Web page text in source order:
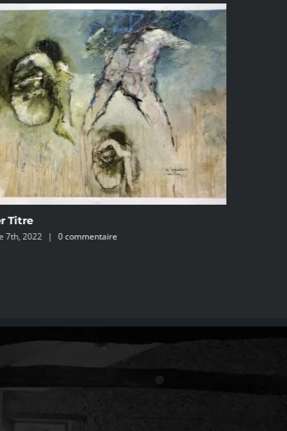
Titre
7th, 2022 | 0 commentaire